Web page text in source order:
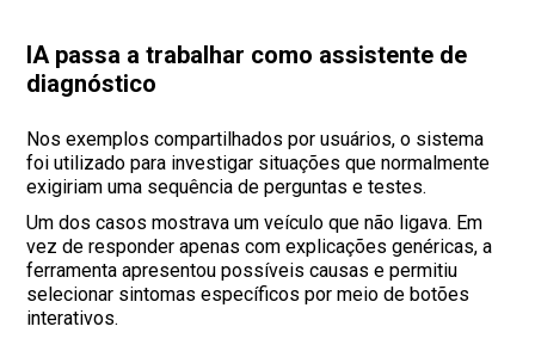
IA passa a trabalhar como assistente de
diagnóstico
Nos exemplos compartilhados por usuários, o sistema
foi utilizado para investigar situações que normalmente
exigiriam uma sequência de perguntas e testes.
Um dos casos mostrava um veículo que não ligava. Em
vez de responder apenas com explicações genéricas, a
ferramenta apresentou possíveis causas e permitiu
selecionar sintomas específicos por meio de botões
interativos.